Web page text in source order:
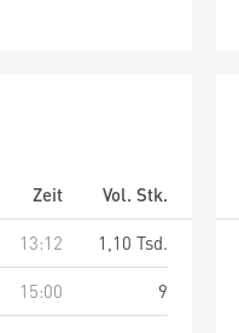
Zeit
Vol. Stk.
13:12
1,10 Tsd.
15:00
9